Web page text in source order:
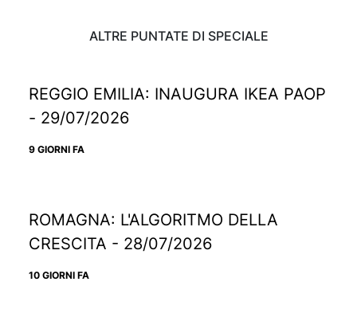
ALTRE PUNTATE DI SPECIALE
REGGIO EMILIA: INAUGURA IKEA PAOP
- 29/07/2026
9 GIORNI FA
ROMAGNA: L'ALGORITMO DELLA
CRESCITA - 28/07/2026
10 GIORNI FA